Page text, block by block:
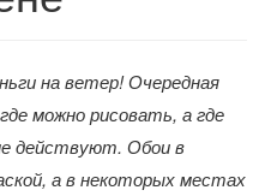
на ветер! Очередная
можно рисовать, а где
действуют. Обои в
а в некоторых местах